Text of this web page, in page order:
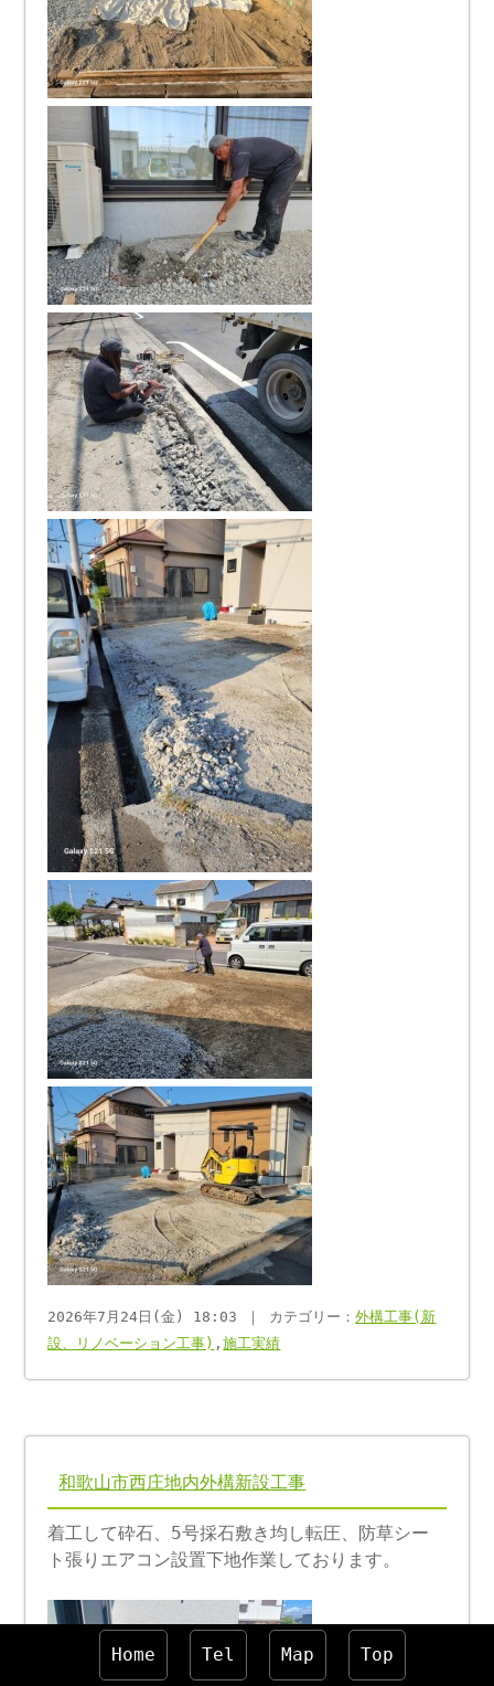
2026年7月24日(金) 18:03 ｜ カテゴリー：外構工事(新
設、リノベーション工事) ,施工実績
和歌山市西庄地内外構新設工事
着工して砕石、5号採石敷き均し転圧、防草シー
ト張りエアコン設置下地作業しております。
Home Tel Map Top